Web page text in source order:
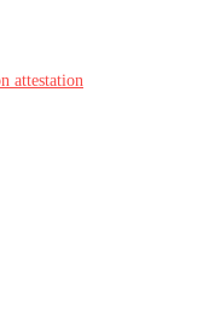
attestation